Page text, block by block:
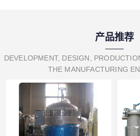
产品推荐
DEVELOPMENT, DESIGN,
THE MANUFACTURING